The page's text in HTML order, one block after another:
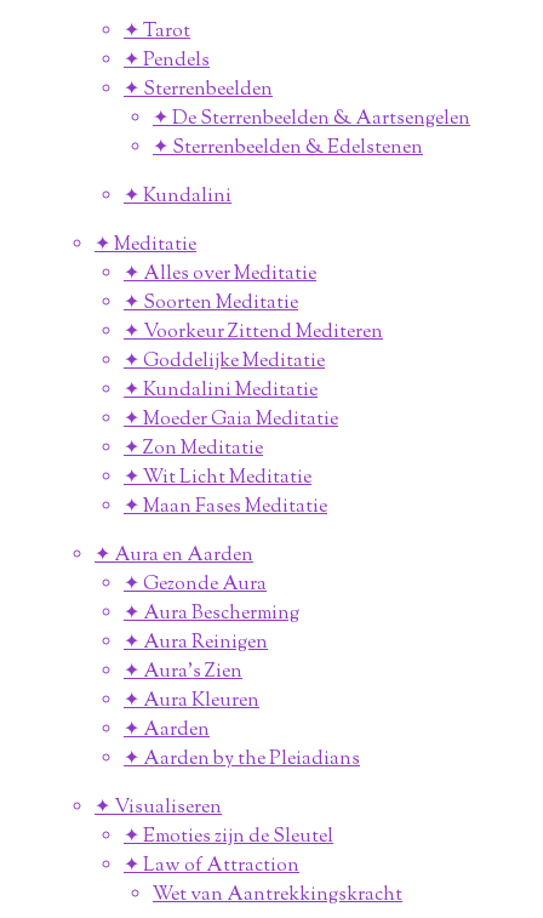
✦ Tarot
✦ Pendels
✦ Sterrenbeelden
✦ De Sterrenbeelden & Aartsengelen
✦ Sterrenbeelden & Edelstenen
✦ Kundalini
✦ Meditatie
✦ Alles over Meditatie
✦ Soorten Meditatie
✦ Voorkeur Zittend Mediteren
✦ Goddelijke Meditatie
✦ Kundalini Meditatie
✦ Moeder Gaia Meditatie
✦ Zon Meditatie
✦ Wit Licht Meditatie
✦ Maan Fases Meditatie
✦ Aura en Aarden
✦ Gezonde Aura
✦ Aura Bescherming
✦ Aura Reinigen
✦ Aura's Zien
✦ Aura Kleuren
✦ Aarden
✦ Aarden by the Pleiadians
✦ Visualiseren
✦ Emoties zijn de Sleutel
✦ Law of Attraction
Wet van Aantrekkingskracht